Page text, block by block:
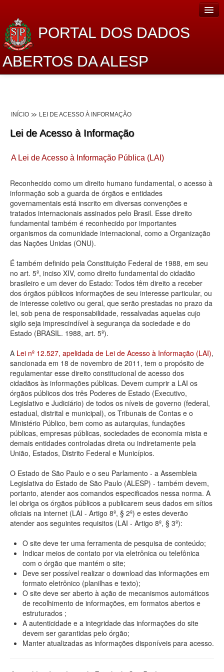
PORTAL DOS DADOS
ABERTOS DA ALESP
Lei de Acesso à Informação
Dados Governamentais Abertos
Planejamento
Catálogo de dados
Processo Legislativo
Deputados Estaduais
Administração
Legislação
Agenda
Perguntas frequentes
Contato
INÍCIO LEI DE ACESSO À INFORMAÇÃO
Lei de Acesso à Informação
A Lei de Acesso à Informação Pública (LAI)
Reconhecido como um direito humano fundamental, o acesso à
informação sob a guarda de órgãos e entidades
governamentais está inscrito em diversas convenções e
tratados internacionais assinados pelo Brasil. Esse direito
fundamental também é reconhecido por importantes
organismos da comunidade internacional, como a Organização
das Nações Unidas (ONU).
É também definido pela Constituição Federal de 1988, em seu
no art. 5º, inciso XIV, como direito fundamental do cidadão
brasileiro e um dever do Estado: Todos têm direito a receber
dos órgãos públicos informações de seu interesse particular, ou
de interesse coletivo ou geral, que serão prestadas no prazo da
lei, sob pena de responsabilidade, ressalvadas aquelas cujo
sigilo seja imprescindível à segurança da sociedade e do
Estado (BRASIL. 1988, art. 5º).
A Lei nº 12.527, apelidada de Lei de Acesso à Informação (LAI),
sancionada em 18 de novembro de 2011, tem o propósito de
regulamentar esse direito constitucional de acesso dos
cidadãos às informações públicas. Devem cumprir a LAI os
órgãos públicos dos três Poderes de Estado (Executivo,
Legislativo e Judiciário) de todos os níveis de governo (federal,
estadual, distrital e municipal), os Tribunais de Contas e o
Ministério Público, bem como as autarquias, fundações
públicas, empresas públicas, sociedades de economia mista e
demais entidades controladas direta ou indiretamente pela
União, Estados, Distrito Federal e Municípios.
O Estado de São Paulo e o seu Parlamento - a Assembleia
Legislativa do Estado de São Paulo (ALESP) - também devem,
portanto, atender aos comandos especificados nessa norma. A
lei obriga os órgãos públicos a publicarem seus dados em sítios
oficiais na internet (LAI - Artigo 8º, § 2º) e estes deverão
atender aos seguintes requisitos (LAI - Artigo 8º, § 3º):
O site deve ter uma ferramenta de pesquisa de conteúdo;
Indicar meios de contato por via eletrônica ou telefônica
com o órgão que mantém o site;
Deve ser possível realizar o download das informações em
formato eletrônico (planilhas e texto);
O site deve ser aberto à ação de mecanismos automáticos
de recolhimento de informações, em formatos abertos e
estruturados ;
A autenticidade e a integridade das informações do site
devem ser garantidas pelo órgão;
Manter atualizadas as informações disponíveis para acesso.